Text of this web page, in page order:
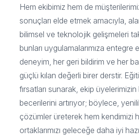
Hem ekibimiz hem de
sonuçları elde etmek amacıyla,
bilimsel ve teknolojik gelişmeleri
bunları uygulamalarımıza
deneyim, her geri bildirim ve her
güçlü kılan değerli birer derstir.
fırsatları sunarak, ekip
becerilerini artırıyor; böylece,
çözümler üreterek hem kendimizi
ortaklarımızı geleceğe daha iyi